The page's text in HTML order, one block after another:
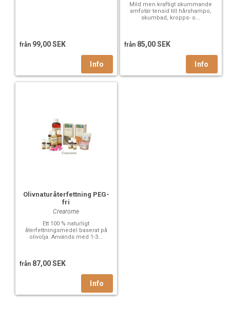
från 99,00 SEK
Mild men kraftigt skummande
amfotär tensid till hårshampo,
skumbad, kropps- o...
från 85,00 SEK
Olivnaturåterfettning PEG-
fri
Crearome
Ett 100 % naturligt
återfettningsmedel baserat på
olivolja. Används med 1-3...
från 87,00 SEK